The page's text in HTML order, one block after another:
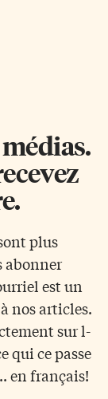
plus
abonner
est un
nos articles.
sur l-
qui ce passe
en français!